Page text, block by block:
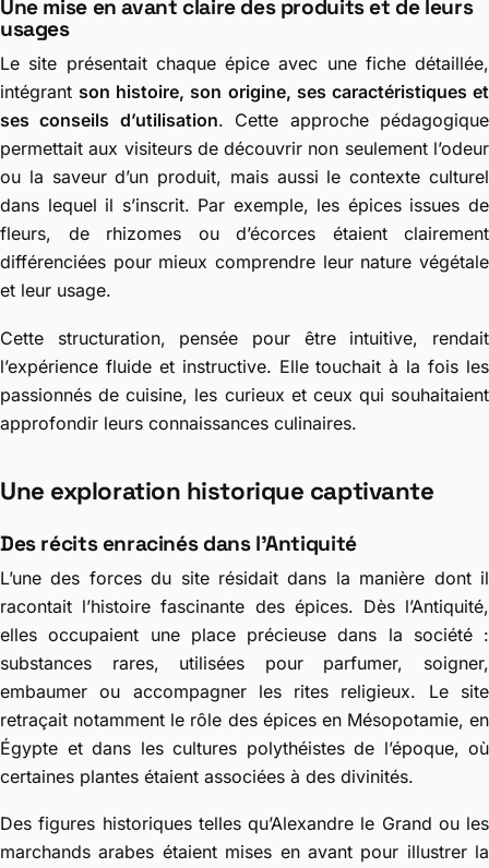
Une mise en avant claire des produits et de leurs
usages
Le site présentait chaque épice avec une fiche détaillée,
intégrant son histoire, son origine, ses caractéristiques et
ses conseils d’utilisation. Cette approche pédagogique
permettait aux visiteurs de découvrir non seulement l’odeur
ou la saveur d’un produit, mais aussi le contexte culturel
dans lequel il s’inscrit. Par exemple, les épices issues de
fleurs, de rhizomes ou d’écorces étaient clairement
différenciées pour mieux comprendre leur nature végétale
et leur usage.
Cette structuration, pensée pour être intuitive, rendait
l’expérience fluide et instructive. Elle touchait à la fois les
passionnés de cuisine, les curieux et ceux qui souhaitaient
approfondir leurs connaissances culinaires.
Une exploration historique captivante
Des récits enracinés dans l’Antiquité
L’une des forces du site résidait dans la manière dont il
racontait l’histoire fascinante des épices. Dès l’Antiquité,
elles occupaient une place précieuse dans la société :
substances rares, utilisées pour parfumer, soigner,
embaumer ou accompagner les rites religieux. Le site
retraçait notamment le rôle des épices en Mésopotamie, en
Égypte et dans les cultures polythéistes de l’époque, où
certaines plantes étaient associées à des divinités.
Des figures historiques telles qu’Alexandre le Grand ou les
marchands arabes étaient mises en avant pour illustrer la